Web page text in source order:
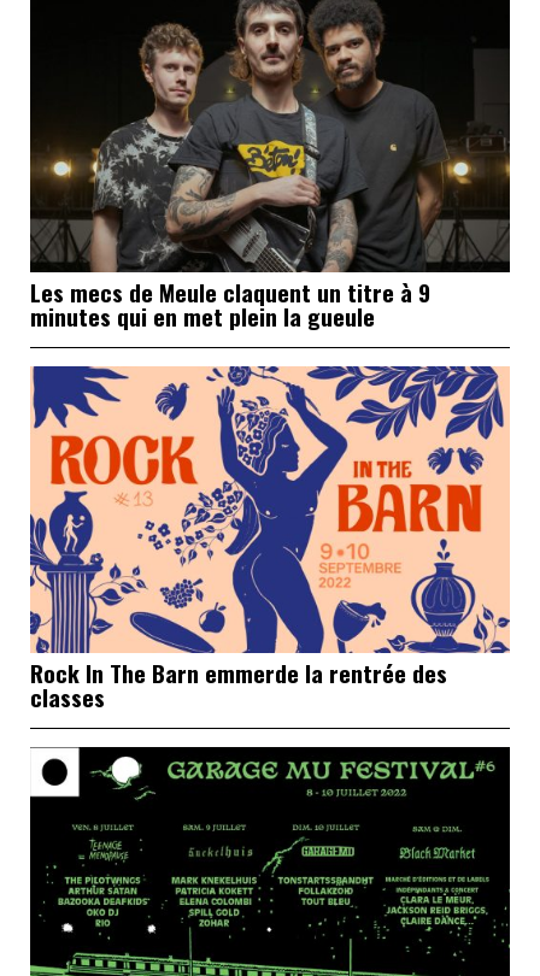
Les mecs de Meule claquent un titre à 9
minutes qui en met plein la gueule
Rock In The Barn emmerde la rentrée des
classes